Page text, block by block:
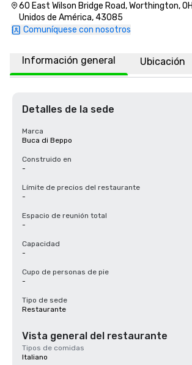
60 East Wilson Bridge Road, Worthington,
Unidos de América, 43085
Comuníquese con nosotros
Información general Ubicación
Detalles de la sede
Marca
Buca di Beppo
Construido en
-
Límite de precios del restaurante
-
Espacio de reunión total
-
Capacidad
-
Cupo de personas de pie
-
Tipo de sede
Restaurante
Vista general del restaurante
Tipos de comidas
Italiano